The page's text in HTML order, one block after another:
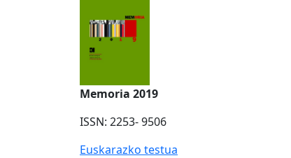
Memoria 2019
ISSN: 2253- 9506
Euskarazko testua